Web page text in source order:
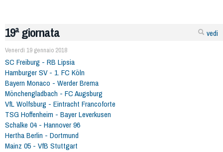
vedi
19ª giornata
Venerdì 19 gennaio 2018
SC Freiburg - RB Lipsia
Hamburger SV - 1. FC Köln
Bayern Monaco - Werder Brema
Mönchengladbach - FC Augsburg
VfL Wolfsburg - Eintracht Francoforte
TSG Hoffenheim - Bayer Leverkusen
Schalke 04 - Hannover 96
Hertha Berlin - Dortmund
Mainz 05 - VfB Stuttgart